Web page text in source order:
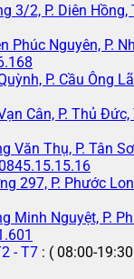
3/2, P. Diên Hồng,
Phúc Nguyên, P.
P. Cầu Ông
Cân, P. Thủ Đức,
Văn Thụ, P. Tân
0845.15.15.16
297, P. Phước
Minh Nguyệt, P.
- T7 : ( 08:00-